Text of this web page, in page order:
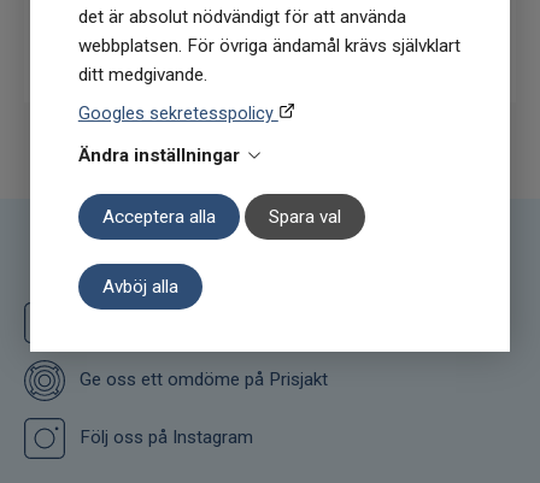
det är absolut nödvändigt för att använda
webbplatsen. För övriga ändamål krävs självklart
ditt medgivande.
Googles sekretesspolicy
Ändra inställningar
Acceptera alla Spara val
Avböj alla
Prenumerera
Ge oss ett omdöme på Prisjakt
Följ oss på Instagram